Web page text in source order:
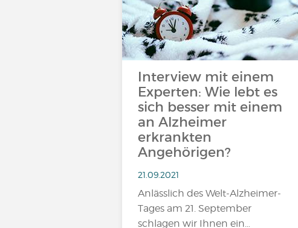
Interview mit einem
Experten: Wie lebt es
sich besser mit einem
an Alzheimer
erkrankten
Angehörigen?
21.09.2021
Anlässlich des Welt-Alzheimer-
Tages am 21. September
schlagen wir Ihnen ein…